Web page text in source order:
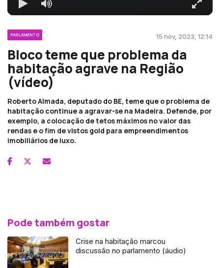
PARLAMENTO 15 nov, 2023, 12:14
Bloco teme que problema da
habitação agrave na Região
(vídeo)
Roberto Almada, deputado do BE, teme que o problema de
habitação continue a agravar-se na Madeira. Defende, por
exemplo, a colocação de tetos máximos no valor das
rendas e o fim de vistos gold para empreendimentos
imobiliários de luxo.
Pode também gostar
Crise na habitação marcou
discussão no parlamento (áudio)